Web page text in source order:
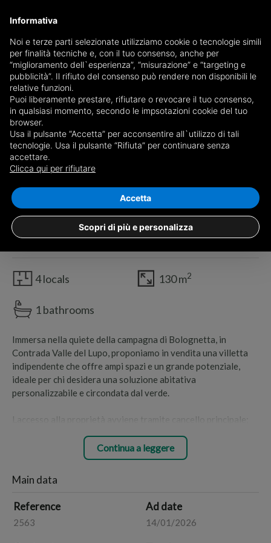
Villa Contrada Valle del Lupo SNC,
Bolognetta
4 locals 130 m2
1 bathrooms
Immersa nella quiete della campagna di Bolognetta, in
Contrada Valle del Lupo, proponiamo in vendita una villetta
indipendente che offre ampi spazi e un grande potenziale,
ideale per chi desidera una soluzione abitativa
personalizzabile e circondata dal verde.
Laccesso alla proprietà avviene tramite cancello principale;
garantendo privacy e tranquillità.
distingue per ambienti ampi e luminosi, facilmente adattabili
alle esigenze di chi la abiterà.
Allingresso troviamo una cucina spaziosa e ben illuminata,
Continua a leggere
Main data
Reference
2563
Ad date
14/01/2026
Informativa
Noi e terze parti selezionate utilizziamo cookie o tecnologie simili
per finalità tecniche e, con il tuo consenso, anche per
“miglioramento dell`esperienza”, “misurazione” e “targeting e
pubblicità”. Il rifiuto del consenso può rendere non disponibili le
relative funzioni.
Puoi liberamente prestare, rifiutare o revocare il tuo consenso,
in qualsiasi momento, secondo le impsotazioni cookie del tuo
browser.
Usa il pulsante “Accetta” per acconsentire all`utilizzo di tali
tecnologie. Usa il pulsante “Rifiuta” per continuare senza
accettare.
Clicca qui per rifiutare
Scopri di più e personalizza
Accetta